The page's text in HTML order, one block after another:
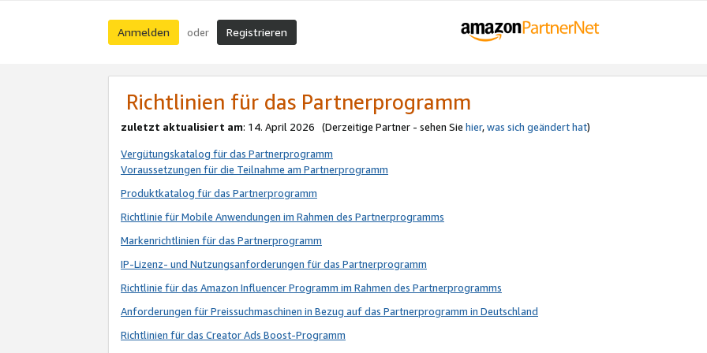
Anmelden oder Registrieren
Richtlinien für das Partnerprogramm
zuletzt aktualisiert am: 14. April 2026 (Derzeitige Partner - sehen Sie hier,was sich geändert hat)
Vergütungskatalog für das Partnerprogramm
Voraussetzungen für die Teilnahme am Partnerprogramm
Produktkatalog für das Partnerprogramm
Richtlinie für Mobile Anwendungen im Rahmen des Partnerprogramms
Markenrichtlinien für das Partnerprogramm
IP-Lizenz- und Nutzungsanforderungen für das Partnerprogramm
Richtlinie für das Amazon Influencer Programm im Rahmen des Partnerprogramms
Anforderungen für Preissuchmaschinen in Bezug auf das Partnerprogramm in Deutschland
Richtlinien für das Creator Ads Boost-Programm